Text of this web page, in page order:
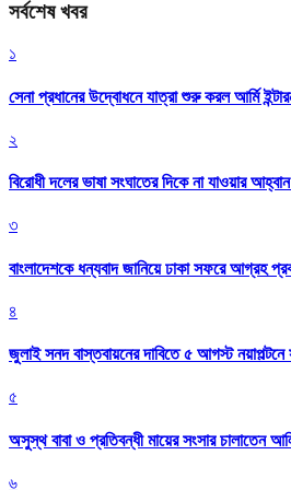
সর্বশেষ খবর
১
সেনা প্রধানের উদ্বোধনে যাত্রা শুরু করল আর্মি
২
বিরোধী দলের ভাষা সংঘাতের দিকে না যাওয়ার
৩
বাংলাদেশকে ধন্যবাদ জানিয়ে ঢাকা সফরে আগ্রহ
৪
জুলাই সনদ বাস্তবায়নের দাবিতে ৫ আগস্ট
৫
অসুস্থ বাবা ও প্রতিবন্ধী মায়ের সংসার চালাতেন
৬